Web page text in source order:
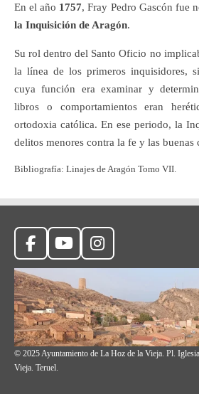
En el año 1757, Fray Pedro Gascón fue
la Inquisición de Aragón.
Su rol dentro del Santo Oficio no
la línea de los primeros inquisidores,
cuya función era examinar y
libros o comportamientos eran
ortodoxia católica. En ese periodo, la
delitos menores contra la fe y las buenas
Bibliografía: Linajes de Aragón Tomo VII.
F
a
c
e
b
o
o
k
Y
o
u
T
u
b
e
I
n
t
a
g
r
a
© 2025 Ayuntamiento de La Hoz de la Vieja. Pl.
Vieja. Teruel.